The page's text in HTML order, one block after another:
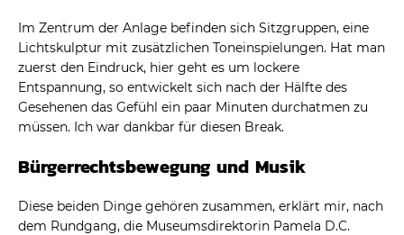
Im Zentrum der Anlage befinden sich Sitzgruppen, eine
Lichtskulptur mit zusätzlichen Toneinspielungen. Hat man
zuerst den Eindruck, hier geht es um lockere
Entspannung, so entwickelt sich nach der Hälfte des
Gesehenen das Gefühl ein paar Minuten durchatmen zu
müssen. Ich war dankbar für diesen Break.
Bürgerrechtsbewegung und Musik
Diese beiden Dinge gehören zusammen, erklärt mir, nach
dem Rundgang, die Museumsdirektorin Pamela D.C.